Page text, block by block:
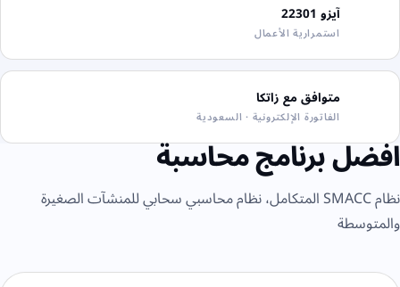
آيزو 22301
استمرارية الأعمال
متوافق مع زاتكا
الفاتورة الإلكترونية · السعودية
افضل برنامج محاسبة
نظام SMACC المتكامل، نظام محاسبي سحابي للمنشآت الصغيرة
والمتوسطة